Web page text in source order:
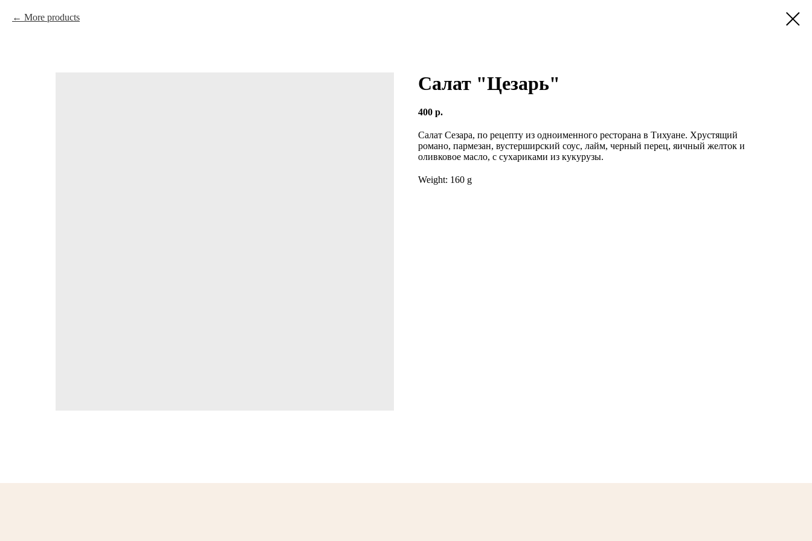
More products
Салат "Цезарь"
400 р.
Салат Сезара, по рецепту из одноименного ресторана в Тихуане. Хрустящий
романо, пармезан, вустерширский соус, лайм, черный перец, яичный желток и
оливковое масло, с сухариками из кукурузы.
Weight: 160 g